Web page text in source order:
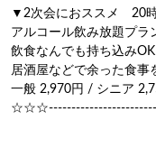
▼2次会におススメ　20
アルコール飲み放題プラ
飲食なんでも持ち込みOK
居酒屋などで余った食事
一般 2,970円 / シニア